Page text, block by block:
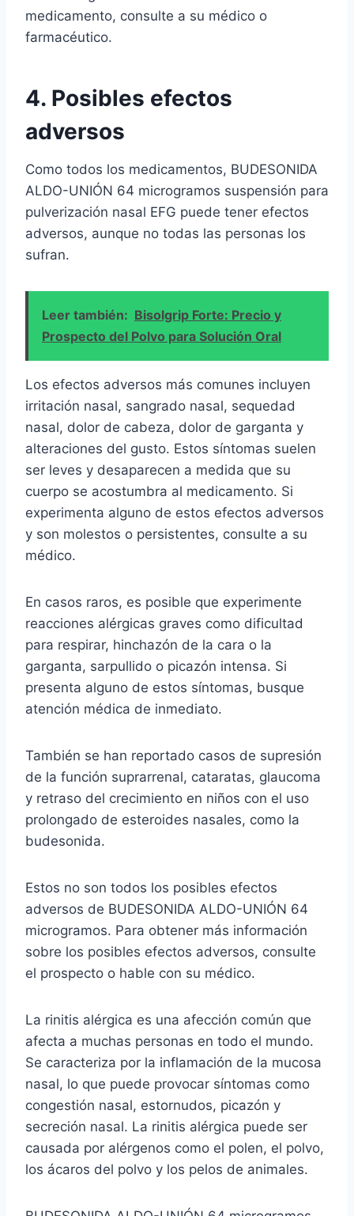
medicamento, consulte a su médico o
farmacéutico.
4. Posibles efectos
adversos
Como todos los medicamentos, BUDESONIDA
ALDO-UNIÓN 64 microgramos suspensión para
pulverización nasal EFG puede tener efectos
adversos, aunque no todas las personas los
sufran.
Leer también: Bisolgrip Forte: Precio y
Prospecto del Polvo para Solución Oral
Los efectos adversos más comunes incluyen
irritación nasal, sangrado nasal, sequedad
nasal, dolor de cabeza, dolor de garganta y
alteraciones del gusto. Estos síntomas suelen
ser leves y desaparecen a medida que su
cuerpo se acostumbra al medicamento. Si
experimenta alguno de estos efectos adversos
y son molestos o persistentes, consulte a su
médico.
En casos raros, es posible que experimente
reacciones alérgicas graves como dificultad
para respirar, hinchazón de la cara o la
garganta, sarpullido o picazón intensa. Si
presenta alguno de estos síntomas, busque
atención médica de inmediato.
También se han reportado casos de supresión
de la función suprarrenal, cataratas, glaucoma
y retraso del crecimiento en niños con el uso
prolongado de esteroides nasales, como la
budesonida.
Estos no son todos los posibles efectos
adversos de BUDESONIDA ALDO-UNIÓN 64
microgramos. Para obtener más información
sobre los posibles efectos adversos, consulte
el prospecto o hable con su médico.
La rinitis alérgica es una afección común que
afecta a muchas personas en todo el mundo.
Se caracteriza por la inflamación de la mucosa
nasal, lo que puede provocar síntomas como
congestión nasal, estornudos, picazón y
secreción nasal. La rinitis alérgica puede ser
causada por alérgenos como el polen, el polvo,
los ácaros del polvo y los pelos de animales.